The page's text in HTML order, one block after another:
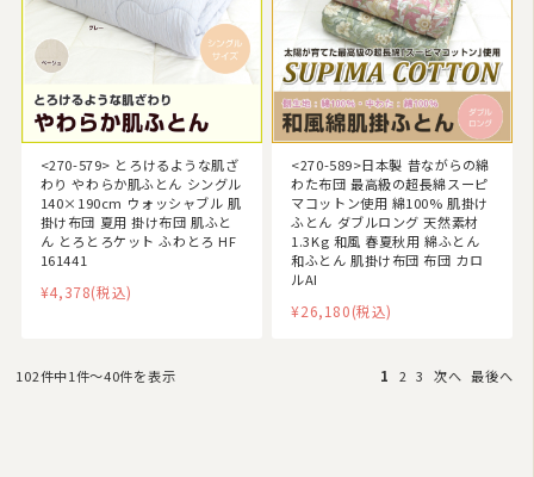
<270-579> とろけるような肌ざ
わり やわらか肌ふとん シングル
140×190cm ウォッシャブル 肌
掛け布団 夏用 掛け布団 肌ふと
ん とろとろケット ふわとろ HF
161441
¥4,378(税込)
<270-589>日本製 昔ながらの綿
わた布団 最高級の超長綿スーピ
マコットン使用 綿100% 肌掛け
ふとん ダブルロング 天然素材
1.3Kg 和風 春夏秋用 綿ふとん
和ふとん 肌掛け布団 布団 カロ
ルAI
¥26,180(税込)
102件中1件〜40件を表示 1 2 3 次へ 最後へ